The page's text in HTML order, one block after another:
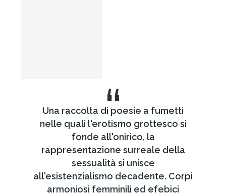
“
Una raccolta di poesie a fumetti
nelle quali l'erotismo grottesco si
fonde all'onirico, la
rappresentazione surreale della
sessualità si unisce
all'esistenzialismo decadente. Corpi
armoniosi femminili ed efebici